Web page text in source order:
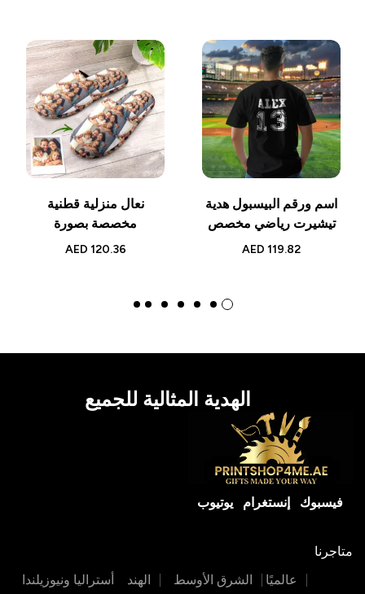
اسم ورقم البيسبول هدية
تيشيرت رياضي مخصص
AED 119.82
نعال منزلية قطنية
مخصصة بصورة
AED 120.36
الهدية المثالية للجميع
فيسبوك إنستغرام يوتيوب
متاجرنا
عالميًا
الشرق الأوسط الهند أستراليا ونيوزيلندا